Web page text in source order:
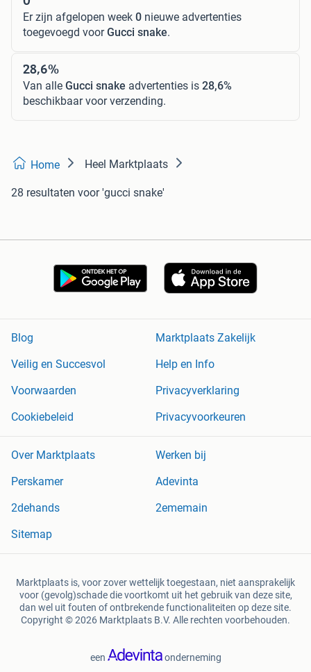
Er zijn afgelopen week 0 nieuwe advertenties
toegevoegd voorGucci snake.
28,6%
Van alle Gucci snake advertenties is 28,6%
beschikbaar voor verzending.
Home Heel Marktplaats
28 resultaten voor 'gucci snake'
Blog
Marktplaats Zakelijk
Veilig en Succesvol
Help en Info
Voorwaarden
Privacyverklaring
Cookiebeleid
Privacyvoorkeuren
Over Marktplaats
Werken bij
Perskamer
Adevinta
2dehands
2ememain
Sitemap
Marktplaats is, voor zover wettelijk toegestaan, niet aansprakelijk
voor (gevolg)schade die voortkomt uit het gebruik van deze site,
dan wel uit fouten of ontbrekende functionaliteiten op deze site.
Copyright © 2026 Marktplaats B.V. Alle rechten voorbehouden.
een onderneming